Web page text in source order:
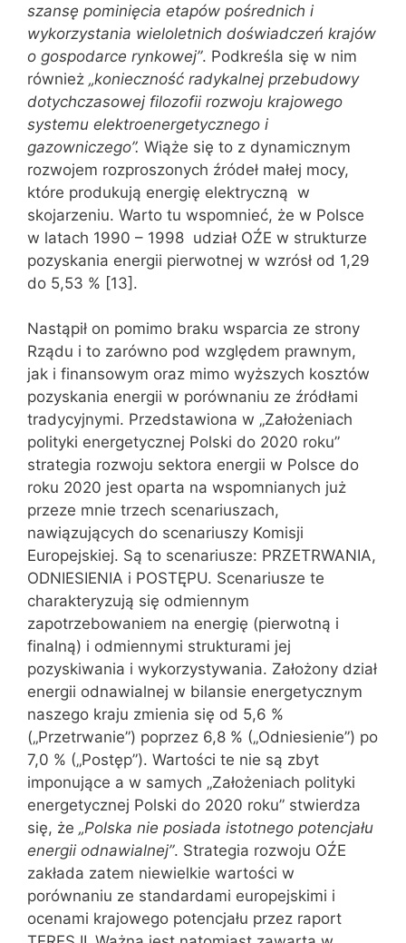
szansę pominięcia etapów pośrednich i
wykorzystania wieloletnich doświadczeń krajów
o gospodarce rynkowej”. Podkreśla się w nim
również „konieczność radykalnej przebudowy
dotychczasowej filozofii rozwoju krajowego
systemu elektroenergetycznego i
gazowniczego”. Wiąże się to z dynamicznym
rozwojem rozproszonych źródeł małej mocy,
które produkują energię elektryczną w
skojarzeniu. Warto tu wspomnieć, że w Polsce
w latach 1990 – 1998 udział OŹE w strukturze
pozyskania energii pierwotnej w wzrósł od 1,29
do 5,53 % [13].
Nastąpił on pomimo braku wsparcia ze strony
Rządu i to zarówno pod względem prawnym,
jak i finansowym oraz mimo wyższych kosztów
pozyskania energii w porównaniu ze źródłami
tradycyjnymi. Przedstawiona w „Założeniach
polityki energetycznej Polski do 2020 roku”
strategia rozwoju sektora energii w Polsce do
roku 2020 jest oparta na wspomnianych już
przeze mnie trzech scenariuszach,
nawiązujących do scenariuszy Komisji
Europejskiej. Są to scenariusze: PRZETRWANIA,
ODNIESIENIA i POSTĘPU. Scenariusze te
charakteryzują się odmiennym
zapotrzebowaniem na energię (pierwotną i
finalną) i odmiennymi strukturami jej
pozyskiwania i wykorzystywania. Założony dział
energii odnawialnej w bilansie energetycznym
naszego kraju zmienia się od 5,6 %
(„Przetrwanie”) poprzez 6,8 % („Odniesienie”) po
7,0 % („Postęp”). Wartości te nie są zbyt
imponujące a w samych „Założeniach polityki
energetycznej Polski do 2020 roku” stwierdza
się, że „Polska nie posiada istotnego potencjału
energii odnawialnej”. Strategia rozwoju OŹE
zakłada zatem niewielkie wartości w
porównaniu ze standardami europejskimi i
ocenami krajowego potencjału przez raport